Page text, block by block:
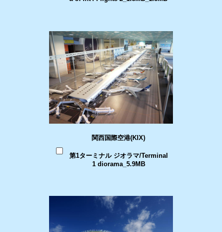
関西国際空港(KIX)
第1ターミナル ジオラマ/Terminal
1 diorama_5.9MB